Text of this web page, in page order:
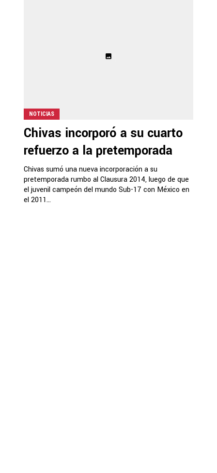
NOTICIAS
Chivas incorporó a su cuarto
refuerzo a la pretemporada
Chivas sumó una nueva incorporación a su
pretemporada rumbo al Clausura 2014, luego de que
el juvenil campeón del mundo Sub-17 con México en
el 2011...